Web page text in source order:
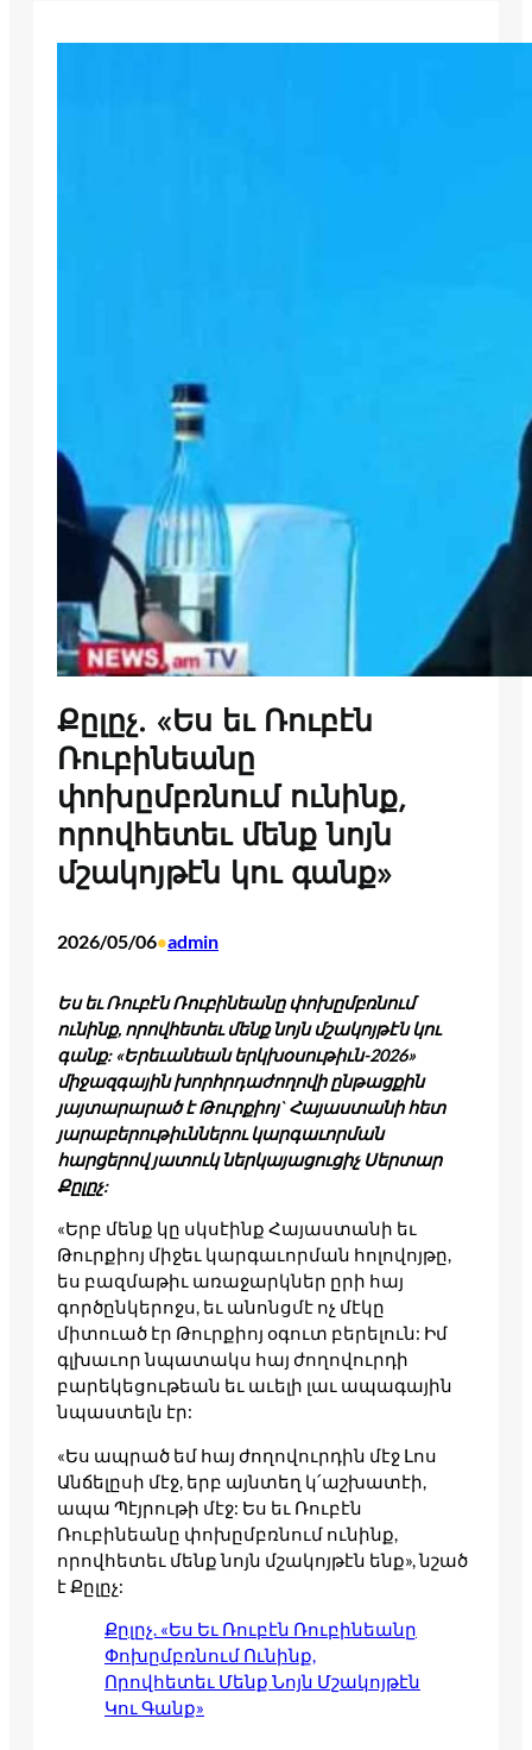
Քըլըչ. «Ես եւ Ռուբէն
Ռուբինեանը
փոխըմբռնում ունինք,
որովհետեւ մենք նոյն
մշակոյթէն կու գանք»
2026/05/06•admin
Ես եւ Ռուբէն Ռուբինեանը փոխըմբռնում
ունինք, որովհետեւ մենք նոյն մշակոյթէն կու
գանք: «Երեւանեան երկխօսութիւն-2026»
միջազգային խորհրդաժողովի ընթացքին
յայտարարած է Թուրքիոյ` Հայաստանի հետ
յարաբերութիւններու կարգաւորման
հարցերով յատուկ ներկայացուցիչ Սերտար
Քըլըչ:
«Երբ մենք կը սկսէինք Հայաստանի եւ
Թուրքիոյ միջեւ կարգաւորման հոլովոյթը,
ես բազմաթիւ առաջարկներ ըրի հայ
գործընկերոջս, եւ անոնցմէ ոչ մէկը
միտուած էր Թուրքիոյ օգուտ բերելուն: Իմ
գլխաւոր նպատակս հայ ժողովուրդի
բարեկեցութեան եւ աւելի լաւ ապագային
նպաստելն էր:
«Ես ապրած եմ հայ ժողովուրդին մէջ Լոս
Անճելըսի մէջ, երբ այնտեղ կ՛աշխատէի,
ապա Պէյրութի մէջ: Ես եւ Ռուբէն
Ռուբինեանը փոխըմբռնում ունինք,
որովհետեւ մենք նոյն մշակոյթէն ենք», նշած
է Քըլըչ:
Քըլըչ. «Ես Եւ Ռուբէն Ռուբինեանը
Փոխըմբռնում Ունինք,
Որովհետեւ Մենք Նոյն Մշակոյթէն
Կու Գանք»